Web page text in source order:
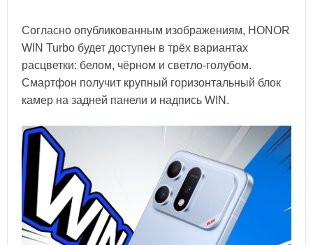
Согласно опубликованным изображениям, HONOR
WIN Turbo будет доступен в трёх вариантах
расцветки: белом, чёрном и светло-голубом.
Смартфон получит крупный горизонтальный блок
камер на задней панели и надпись WIN.